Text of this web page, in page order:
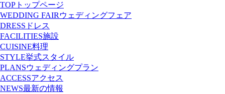
TOP トップページ
WEDDING FAIR ウェディングフェア
DRESS ドレス
FACILITIES施設
CUISINE料理
STYLE挙式スタイル
PLANSウェディングプラン
ACCESSアクセス
NEWS最新の情報